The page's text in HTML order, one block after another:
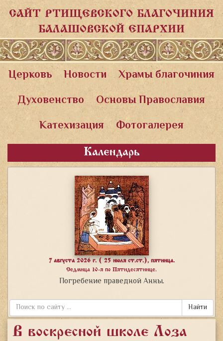
САЙТ РТИЩЕВСКОГО БЛАГОЧИНИЯ
БАЛАШОВСКОЙ ЕПАРХИИ
Церковь Новости
Храмы благочиния
Духовенство
Основы Православия
Катехизация
Фотогалерея
Календарь
7 августа 2026 г. ( 25 июля ст.ст.), пятница.
Седмица 10-я по Пятидесятнице.
Погребение праведной Анны.
Найти
В воскресной школе «Лоза»